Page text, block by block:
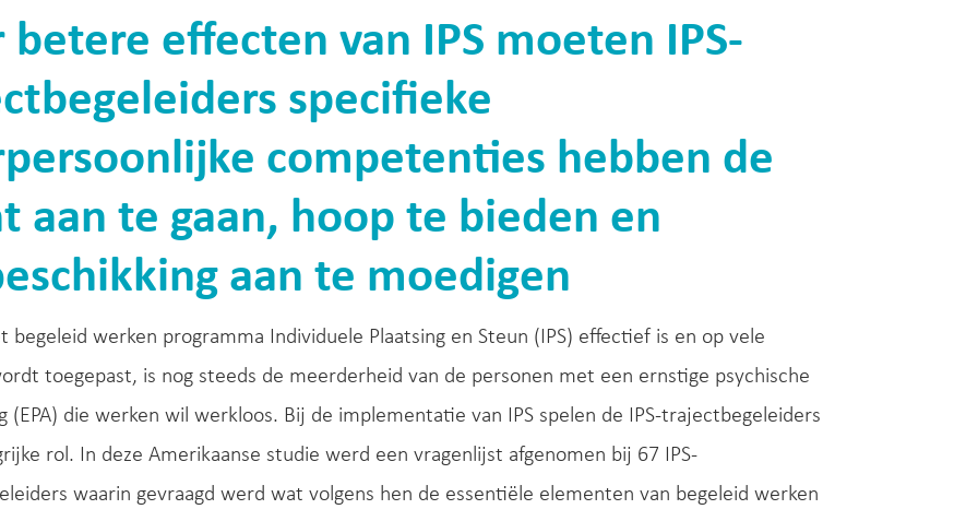
betere effecten van IPS moeten IPS-
specifieke
competenties hebben de
aan te gaan, hoop te bieden en
aan te moedigen
begeleid werken programma Individuele Plaatsing en Steun (IPS) effectief is en op vele
toegepast, is nog steeds de meerderheid van de personen met een ernstige psychische
(EPA) die werken wil werkloos. Bij de implementatie van IPS spelen de IPS-trajectbegeleiders
rol. In deze Amerikaanse studie werd een vragenlijst afgenomen bij 67 IPS-
waarin gevraagd werd wat volgens hen de essentiële elementen van begeleid werken